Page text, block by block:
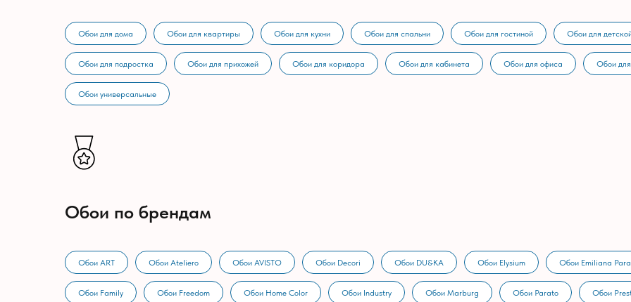
Обои для дома Обои для квартиры Обои для кухни Обои для спальни Обои для гостиной Обои для
Обои для подростка Обои для прихожей Обои для коридора Обои для кабинета Обои для офиса Обои
Обои универсальные
Обои по брендам
Обои ART Обои Ateliero Обои AVISTO Обои Decori Обои DU&KA Обои Elysium Обои Emiliana
Обои Family Обои Freedom Обои Home Color Обои Industry Обои Marburg Обои Parato Обои